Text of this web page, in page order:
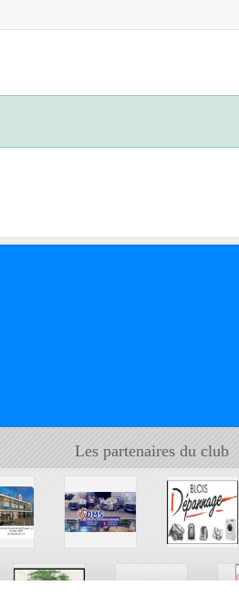
Les partenaires du club